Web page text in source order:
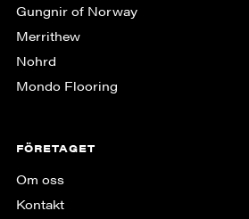
Gungnir of Norway
Merrithew
Nohrd
Mondo Flooring
FÖRETAGET
Om oss
Kontakt